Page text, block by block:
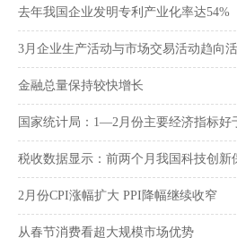
去年我国企业发明专利产业化率达54%
3月企业生产活动与市场交易活动趋向
金融总量保持较快增长
国家统计局：1—2月份主要经济指标好
税收数据显示：前两个月我国科技创新
头
2月份CPI涨幅扩大 PPI降幅继续收窄
从春节消费看超大规模市场优势